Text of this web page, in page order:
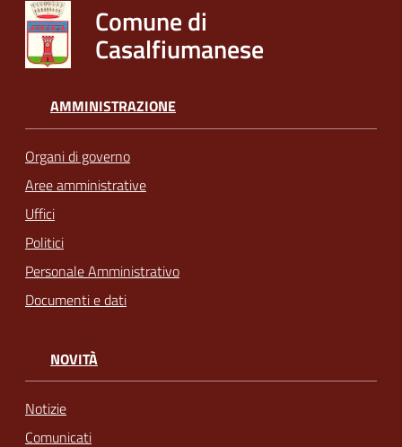
Comune di
Casalfiumanese
AMMINISTRAZIONE
Organi di governo
Aree amministrative
Uffici
Politici
Personale Amministrativo
Documenti e dati
NOVITÀ
Notizie
Comunicati